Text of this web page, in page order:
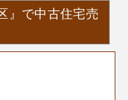
』で中古住宅売